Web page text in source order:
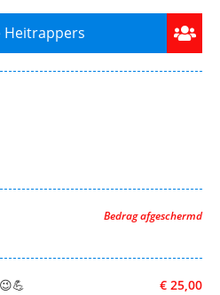
Heitrappers
Bedrag afgeschermd
€ 25,00